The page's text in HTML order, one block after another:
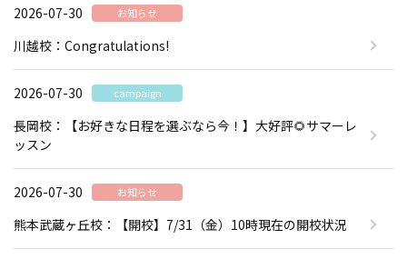
2026-07-30 お知らせ
川越校：Congratulations!
2026-07-30 campaign
長岡校：【お好きな日程を選ぶなら今！】大好評🌻サマーレ
ッスン
2026-07-30 お知らせ
熊本武蔵ヶ丘校：【開校】7/31（金）10時現在の開校状況